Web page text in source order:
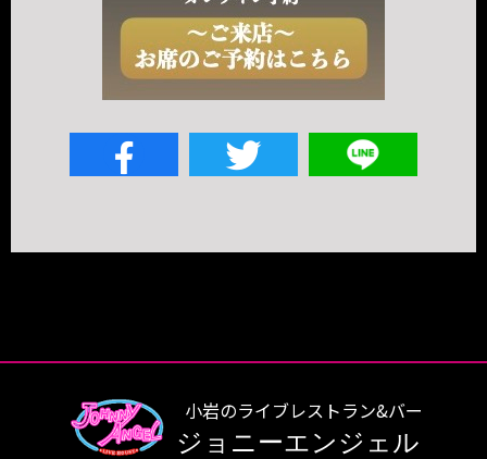
小岩のライブレストラン&バー
ジョニーエンジェル